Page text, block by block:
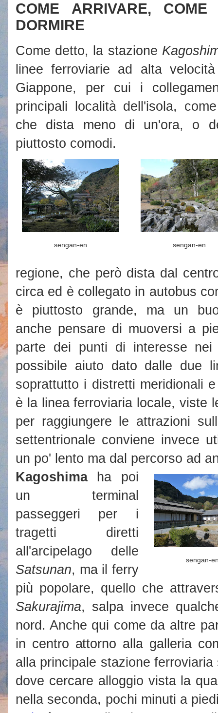
COME ARRIVARE,
DORMIRE
Come detto, la stazione
linee ferroviarie ad alta
Giappone, per cui i
principali località dell'isola,
che dista meno di un'ora, o
piuttosto comodi.
sengan-en sengan-en
regione, che però dista dal
circa ed è collegato in autobus
è piuttosto grande, ma un
anche pensare di muoversi a
parte dei punti di interesse
possibile aiuto dato dalle due
soprattutto i distretti meridionali
è la linea ferroviaria locale, viste
per raggiungere le attrazioni
settentrionale conviene invece
un po' lento ma dal percorso ad
sengan-
Kagoshimaha poi
un terminal
passeggeri per i
tragetti diretti
all'arcipelago delle
Satsunan, ma il ferry
più popolare, quello che
Sakurajima, salpa invece
nord. Anche qui come da altre
in centro attorno alla galleria
alla principale stazione
dove cercare alloggio vista la
nella seconda, pochi minuti a